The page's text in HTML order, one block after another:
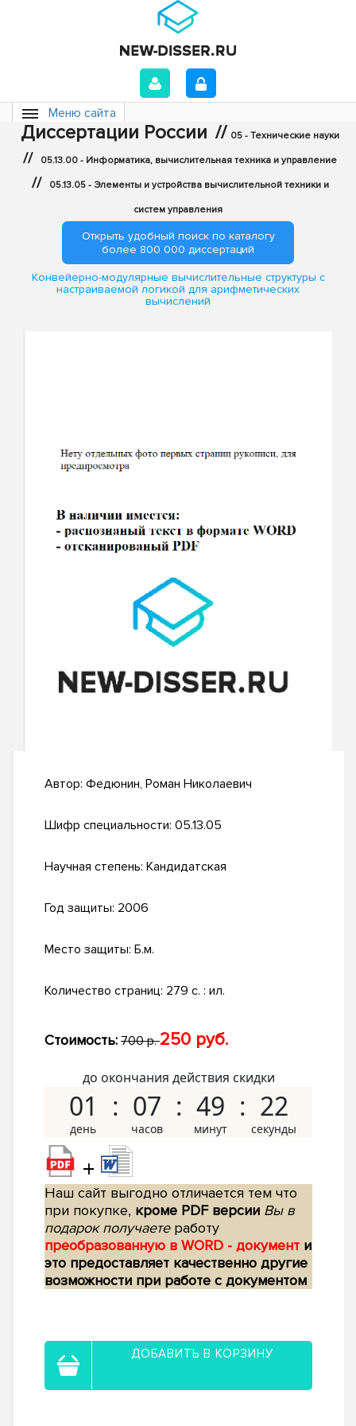
Меню сайта
Диссертации России // 05 - Технические науки
// 05.13.00 - Информатика, вычислительная техника и управление
// 05.13.05 - Элементы и устройства вычислительной техники и
систем управления
Открыть удобный поиск по каталогу
более 800 000 диссертаций
Конвейерно-модулярные вычислительные структуры с
настраиваемой логикой для арифметических
вычислений
Автор: Федюнин, Роман Николаевич
Шифр специальности: 05.13.05
Научная степень: Кандидатская
Год защиты: 2006
Место защиты: Б.м.
Количество страниц: 279 с. : ил.
Стоимость: 700 р.250 руб.
до окончания действия скидки
01 07 49 21
+
Наш сайт выгодно отличается тем что
при покупке, кроме PDF версии Вы в
подарок получаетеработу
преобразованную в WORD - документ и
это предоставляет качественно другие
возможности при работе с документом
ДОБАВИТЬ В КОРЗИНУ